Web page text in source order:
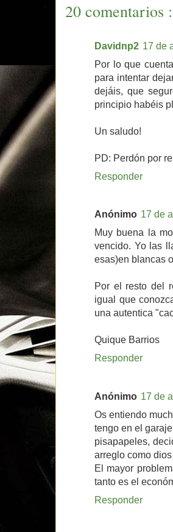
20 comentarios :
Davidnp2 17 de
Por lo que
para intentar
dejáis, que
principio habéis
Un saludo!
PD: Perdón por
Responder
Anónimo 17 de
Muy buena la
vencido. Yo las
esas)en blancas
Por el resto del
igual que
una autentica
Quique Barrios
Responder
Anónimo 17 de
Os entiendo
tengo en el
pisapapeles,
arreglo como dios
El mayor
tanto es el
Responder